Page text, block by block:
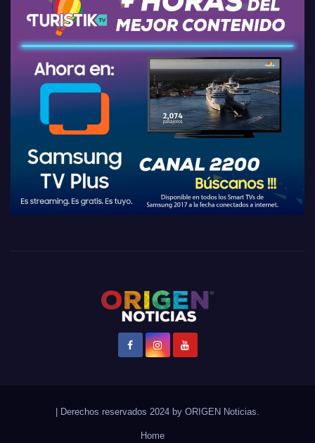
Derechos reservados 2024 by ORIGEN Noticias.
Home